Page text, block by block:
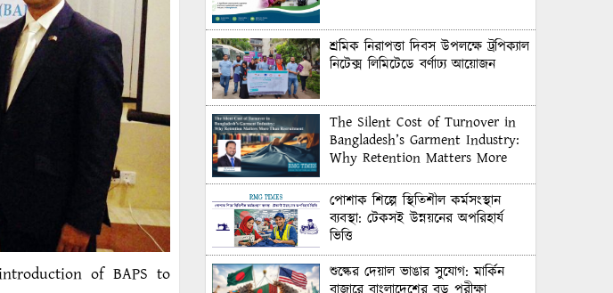
of BAPS to
শ্রমিক নিরাপত্তা দিবস উপলক্ষে ট্রপিক্যাল
নিটেক্স লিমিটেডে বর্ণাঢ্য আয়োজন
The Silent Cost of Turnover in
Bangladesh’s Garment Industry:
Why Retention Matters More
পোশাক শিল্পে স্থিতিশীল কর্মসংস্থান
ব্যবস্থা: টেকসই উন্নয়নের অপরিহার্য
ভিত্তি
শুল্কের দেয়াল ভাঙার সুযোগ: মার্কিন